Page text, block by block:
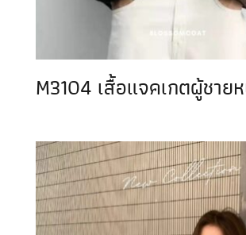
M3104 เสื้อแจคเกตผู้ชาย